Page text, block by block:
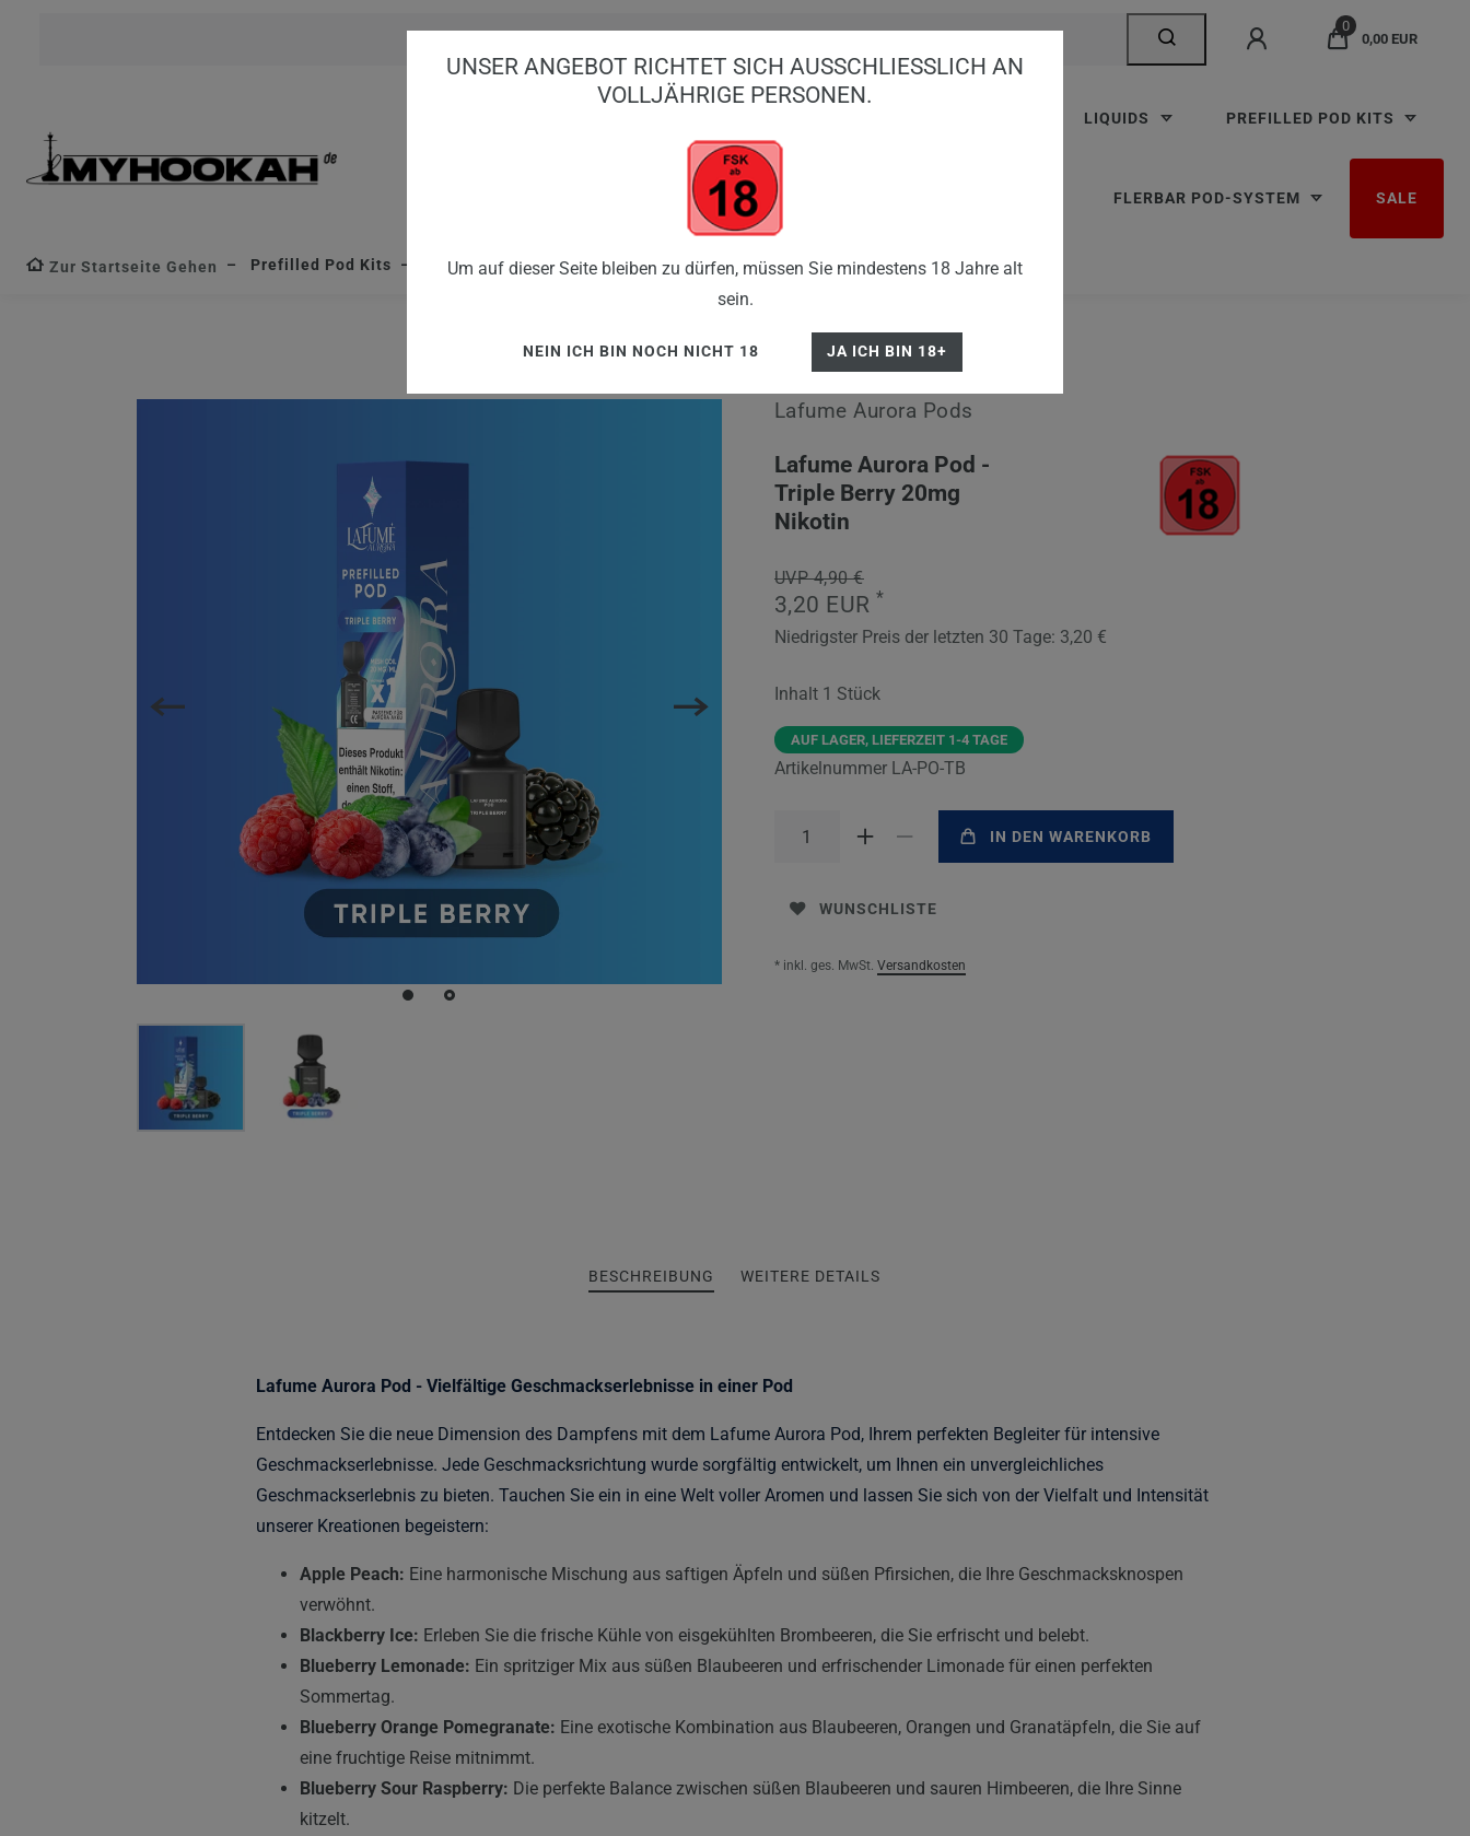
0
0,00 EUR
LIQUIDS PREFILLED POD KITS
FLERBAR POD-SYSTEM SALE
Zur Startseite Gehen Prefilled Pod Kits Lafume Aurora Pods Lafume Aurora Pod - Triple Berry 20mg Nikotin
Lafume Aurora Pods
Lafume Aurora Pod -
Triple Berry 20mg
Nikotin
UVP 4,90 €
3,20 EUR *
Niedrigster Preis der letzten 30 Tage: 3,20 €
Inhalt 1 Stück
AUF LAGER, LIEFERZEIT 1-4 TAGE
Artikelnummer LA-PO-TB
IN DEN WARENKORB
WUNSCHLISTE
* inkl. ges. MwSt. Versandkosten
BESCHREIBUNG WEITERE DETAILS
Lafume Aurora Pod - Vielfältige Geschmackserlebnisse in einer Pod
Entdecken Sie die neue Dimension des Dampfens mit dem Lafume Aurora Pod, Ihrem perfekten Begleiter für intensive
Geschmackserlebnisse. Jede Geschmacksrichtung wurde sorgfältig entwickelt, um Ihnen ein unvergleichliches
Geschmackserlebnis zu bieten. Tauchen Sie ein in eine Welt voller Aromen und lassen Sie sich von der Vielfalt und Intensität
unserer Kreationen begeistern:
Apple Peach: Eine harmonische Mischung aus saftigen Äpfeln und süßen Pfirsichen, die Ihre Geschmacksknospen
verwöhnt.
Blackberry Ice: Erleben Sie die frische Kühle von eisgekühlten Brombeeren, die Sie erfrischt und belebt.
Blueberry Lemonade: Ein spritziger Mix aus süßen Blaubeeren und erfrischender Limonade für einen perfekten
Sommertag.
Blueberry Orange Pomegranate: Eine exotische Kombination aus Blaubeeren, Orangen und Granatäpfeln, die Sie auf
eine fruchtige Reise mitnimmt.
Blueberry Sour Raspberry: Die perfekte Balance zwischen süßen Blaubeeren und sauren Himbeeren, die Ihre Sinne
kitzelt.
UNSER ANGEBOT RICHTET SICH AUSSCHLIESSLICH AN V
OLLJÄHRIGE PERSONEN.
Um auf dieser Seite bleiben zu dürfen, müssen Sie mindestens 18 Jahre alt
sein.
NEIN ICH BIN NOCH NICHT 18 JA ICH BIN 18+